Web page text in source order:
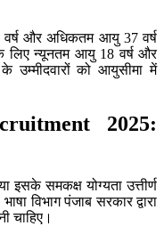
वर्ष और अधिकतम आयु 37 वर्ष
के लिए न्यूनतम आयु 18 वर्ष और
उम्मीदवारों को आयुसीमा में
2025:
इसके समकक्ष योग्यता उत्तीर्ण
विभाग पंजाब सरकार द्वारा
चाहिए।